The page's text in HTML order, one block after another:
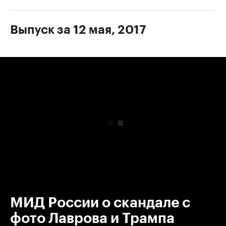
Выпуск за 12 мая, 2017
МИД России о скандале с
фото Лаврова и Трампа